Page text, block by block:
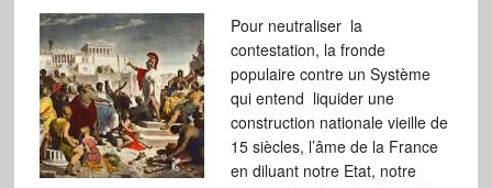
Pour neutraliser la
contestation, la fronde
populaire contre un Système
qui entend liquider une
construction nationale vieille de
15 siècles, l’âme de la France
en diluant notre Etat, notre